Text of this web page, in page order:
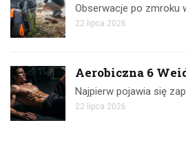
Obserwacje po zmroku
22 lipca 2026
Aerobiczna 6
Najpierw pojawia się
22 lipca 2026